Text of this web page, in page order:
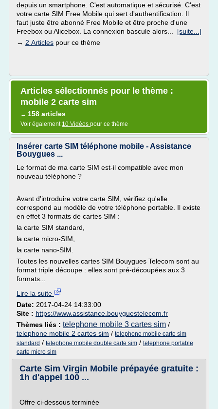
depuis un smartphone. C'est automatique et sécurisé. C'est
votre carte SIM Free Mobile qui sert d'authentification. Il
faut juste être abonné Free Mobile et être proche d'une
Freebox ou Alicebox. La connexion bascule alors... [suite...]
→ 2 Articles pour ce thème
Articles sélectionnés pour le thème :
mobile 2 carte sim
→ 158 articles
Voir également 10 Vidéos pour ce thème
Insérer carte SIM téléphone mobile - Assistance
Bouygues ...
Le format de ma carte SIM est-il compatible avec mon
nouveau téléphone ?
Avant d'introduire votre carte SIM, vérifiez qu'elle
correspond au modèle de votre téléphone portable. Il existe
en effet 3 formats de cartes SIM :
la carte SIM standard,
la carte micro-SIM,
la carte nano-SIM.
Toutes les nouvelles cartes SIM Bouygues Telecom sont au
format triple découpe : elles sont pré-découpées aux 3
formats...
Lire la suite
Date: 2017-04-24 14:33:00
Site : https://www.assistance.bouyguestelecom.fr
Thèmes liés : telephone mobile 3 cartes sim /
telephone mobile 2 cartes sim / telephone mobile carte sim
standard / telephone mobile double carte sim / telephone portable
carte micro sim
Carte Sim Virgin Mobile prépayée gratuite :
1h d'appel 100 ...
Offre ci-dessous terminée